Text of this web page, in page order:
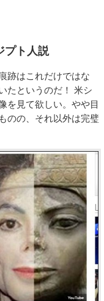
プト人説
跡はこれだけではな
たというのだ！ 米シ
を見て欲しい。やや目
のの、それ以外は完璧